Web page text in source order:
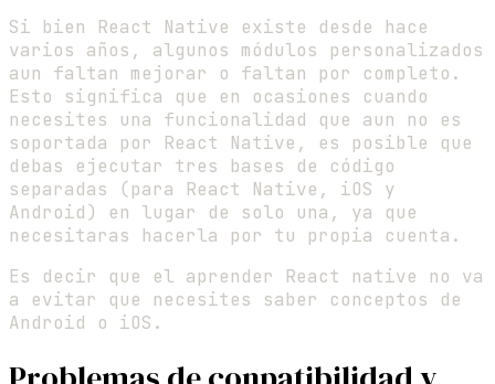
Si bien React Native existe desde hace
varios años, algunos módulos personalizados
aun faltan mejorar o faltan por completo.
Esto significa que en ocasiones cuando
necesites una funcionalidad que aun no es
soportada por React Native, es posible que
debas ejecutar tres bases de código
separadas (para React Native, iOS y
Android) en lugar de solo una, ya que
necesitaras hacerla por tu propia cuenta.
Es decir que el aprender React native no va
a evitar que necesites saber conceptos de
Android o iOS.